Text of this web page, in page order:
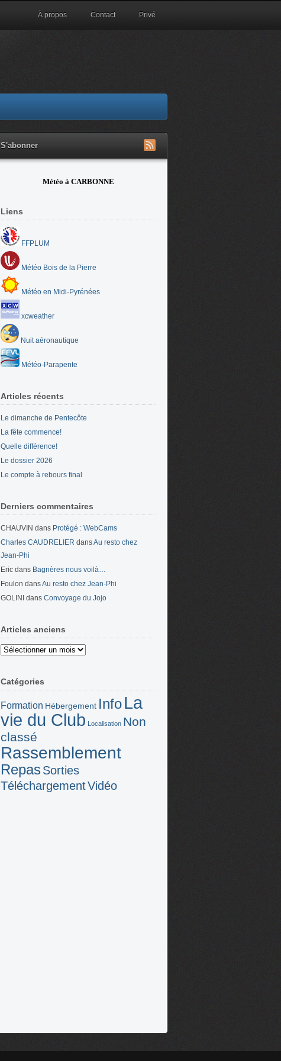
À propos Contact Privé
S'abonner
Météo à CARBONNE
Liens
FFPLUM
Météo Bois de la Pierre
Météo en Midi-Pyrénées
xcweather
Nuit aéronautique
Météo-Parapente
Articles récents
Le dimanche de Pentecôte
La fête commence!
Quelle différence!
Le dossier 2026
Le compte à rebours final
Derniers commentaires
CHAUVIN dans Protégé : WebCams
Charles CAUDRELIER dansAu resto chez
Jean-Phi
Eric dans Bagnères nous voilà…
Foulon dansAu resto chez Jean-Phi
GOLINI dans Convoyage du Jojo
Articles anciens
Articles
Catégories
Formation Hébergement InfoLa
vie du Club Localisation Non
classé
Rassemblement
Repas Sorties
TéléchargementVidéo